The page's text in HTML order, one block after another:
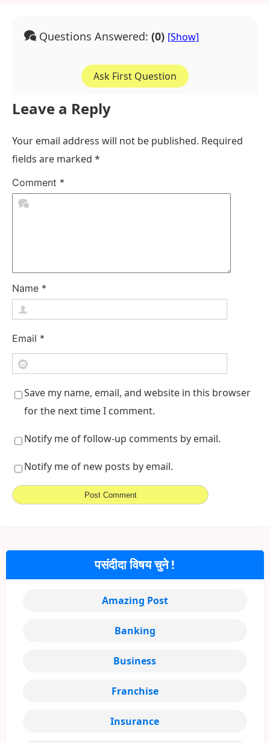
Questions Answered: (0)
Ask First Question
Leave a Reply
Your email address will not be published. Required
fields are marked *
Comment *
Name *
Email *
Save my name, email, and website in this browser
for the next time I comment.
Notify me of follow-up comments by email.
Notify me of new posts by email.
पसंदीदा विषय चुने !
Amazing Post
Banking
Business
Franchise
Insurance